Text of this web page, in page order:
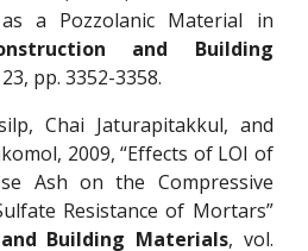
a Pozzolanic Material in
and Building
pp. 3352-3358.
Chai Jaturapitakkul, and
2009, “Effects of LOI of
Ash on the Compressive
Resistance of Mortars”
Building Materials, vol.